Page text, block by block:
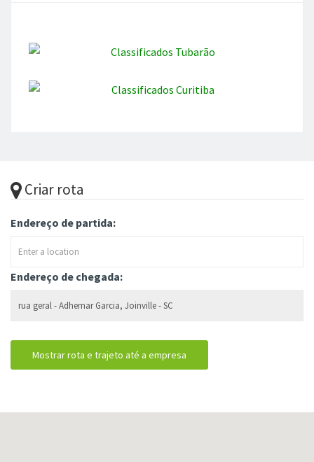
Criar rota
Endereço de partida:
Endereço de chegada: